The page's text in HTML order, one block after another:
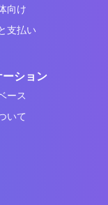
向け
支払い
ーション
ース
いて